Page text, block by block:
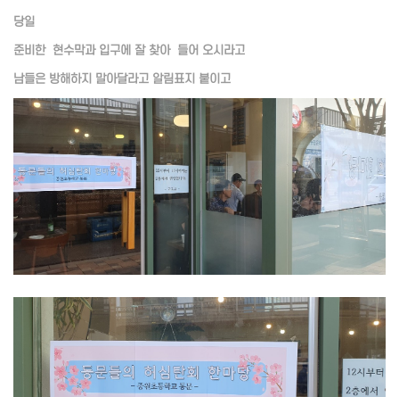
당일
준비한 현수막과 입구에 잘 찾아 들어 오시라고
남들은 방해하지 말아달라고 알림표지 붙이고